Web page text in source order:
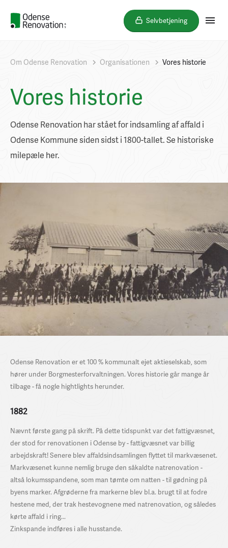
Selvbetjening
Om Odense Renovation Organisationen Vores historie
Vores historie
Odense Renovation har stået for indsamling af affald i
Odense Kommune siden sidst i 1800-tallet. Se historiske
milepæle her.
Odense Renovation er et 100 % kommunalt ejet aktieselskab, som
hører under Borgmesterforvaltningen. Vores historie går mange år
tilbage - få nogle hightlights herunder.
1882
Nævnt første gang på skrift. På dette tidspunkt var det fattigvæsnet,
der stod for renovationen i Odense by - fattigvæsnet var billig
arbejdskraft! Senere blev affaldsindsamlingen flyttet til markvæsenet.
Markvæsenet kunne nemlig bruge den såkaldte natrenovation -
altså lokumsspandene, som man tømte om natten - til gødning på
byens marker. Afgrøderne fra markerne blev bl.a. brugt til at fodre
hestene med, der trak hestevognene med natrenovation, og således
kørte affald i ring...
Zinkspande indføres i alle husstande.